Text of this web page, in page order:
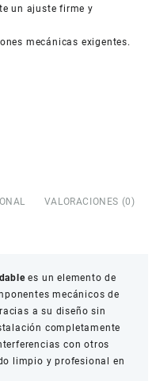
un ajuste firme y
mecánicas exigentes.
VALORACIONES (0)
es un elemento de
mecánicos de
a su diseño sin
completamente
con otros
limpio y profesional en